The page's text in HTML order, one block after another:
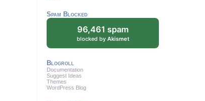
Spam Blocked
96,461 spam
blocked by Akismet
Blogroll
Documentation
Suggest Ideas
Themes
WordPress Blog